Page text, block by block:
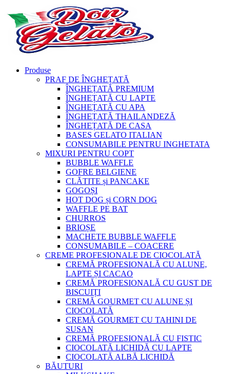
Produse
PRAF DE ÎNGHEȚATĂ
ÎNGHEȚATĂ PREMIUM
ÎNGHEȚATĂ CU LAPTE
ÎNGHEȚATĂ CU APA
ÎNGHEȚATĂ THAILANDEZĂ
ÎNGHEȚATĂ DE CASA
BASES GELATO ITALIAN
CONSUMABILE PENTRU INGHETATA
MIXURI PENTRU COPT
BUBBLE WAFFLE
GOFRE BELGIENE
CLĂTITE și PANCAKE
GOGOȘI
HOT DOG și CORN DOG
WAFFLE PE BAT
CHURROS
BRIOȘE
MACHETE BUBBLE WAFFLE
CONSUMABILE – COACERE
CREME PROFESIONALE DE CIOCOLATĂ
CREMĂ PROFESIONALĂ CU ALUNE,
LAPTE ȘI CACAO
CREMĂ PROFESIONALĂ CU GUST DE
BISCUIȚI
CREMĂ GOURMET CU ALUNE ȘI
CIOCOLATĂ
CREMĂ GOURMET CU TAHINI DE
SUSAN
CREMĂ PROFESIONALĂ CU FISTIC
CIOCOLATĂ LICHIDĂ CU LAPTE
CIOCOLATĂ ALBĂ LICHIDĂ
BĂUTURI